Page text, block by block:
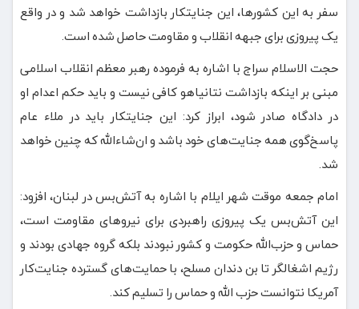
سفر به این کشورها، این جنایتکار بازداشت خواهد شد و در واقع
یک پیروزی برای جبهه انقلاب و مقاومت حاصل شده است.
حجت الاسلام سراج با اشاره به فرموده رهبر معظم انقلاب اسلامی
مبنی بر اینکه بازداشت نتانیاهو کافی نیست و باید حکم اعدام او
در دادگاه صادر شود، ابراز کرد: این جنایتکار باید در ملاء عام
پاسخ‌گوی همه جنایت‌های خود باشد و ان‌شاءالله که چنین خواهد
شد.
امام جمعه موقت شهر ایلام با اشاره به آتش‌بس در لبنان، افزود:
این آتش‌بس یک پیروزی راهبردی برای نیروهای مقاومت است،
حماس و حزب‌الله حکومت و کشور نبودند بلکه گروه جهادی بودند و
رژیم اشغالگر تا بن دندان مسلح، با حمایت‌های گسترده جنایت‌کار
آمریکا نتوانست حزب الله و حماس را تسلیم کند.